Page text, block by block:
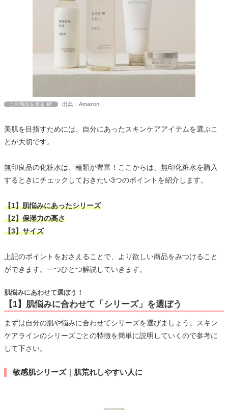
この商品を見る 出典：Amazon
美肌を目指すためには、自分にあったスキンケアアイテムを選ぶこ
とが大切です。
無印良品の化粧水は、種類が豊富！ここからは、無印化粧水を購入
するときにチェックしておきたい3つのポイントを紹介します。
【1】肌悩みにあったシリーズ
【2】保湿力の高さ
【3】サイズ
上記のポイントをおさえることで、より欲しい商品をみつけること
ができます。一つひとつ解説していきます。
【1】肌悩みに合わせて「シリーズ」を選ぼう
肌悩みにあわせて選ぼう！
まずは自分の肌や悩みに合わせてシリーズを選びましょう。スキン
ケアラインのシリーズごとの特徴を簡単に説明していくので参考に
して下さい。
敏感肌シリーズ｜肌荒れしやすい人に